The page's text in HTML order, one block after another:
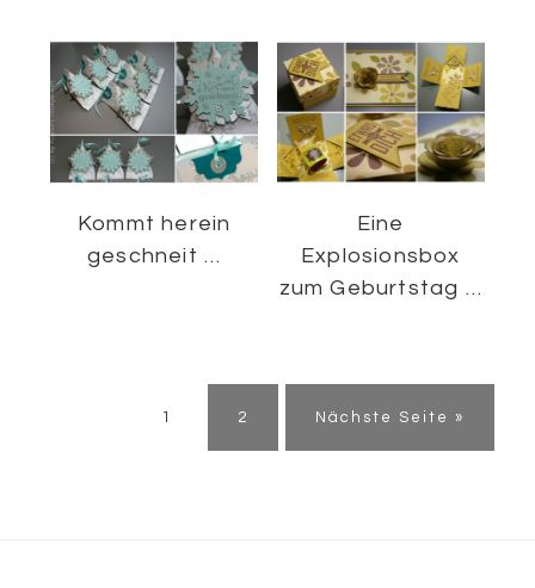
Kommt herein
geschneit …
Eine
Explosionsbox
zum Geburtstag …
Seite
1 Seite
2 Nächste Seite »